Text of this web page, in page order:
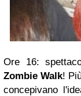
Ore 16:
Zombie Walk!
concepivano